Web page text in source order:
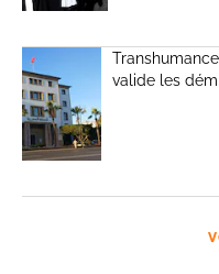
valide les